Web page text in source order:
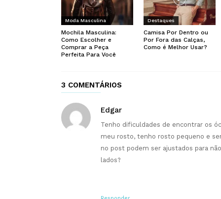
Moda Masculina
Mochila Masculina:
Como Escolher e
Comprar a Peça
Perfeita Para Você
Destaques
Camisa Por Dentro ou
Por Fora das Calças,
Como é Melhor Usar?
3 COMENTÁRIOS
Edgar
Tenho dificuldades de encontrar os
meu rosto, tenho rosto pequeno e
no post podem ser ajustados para
lados?